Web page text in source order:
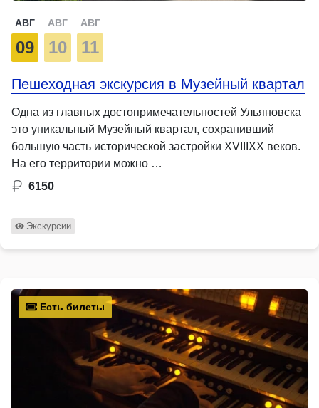
АВГ
09
АВГ
10
АВГ
11
Пешеходная экскурсия в Музейный квартал
Одна из главных достопримечательностей Ульяновска
это уникальный Музейный квартал, сохранивший
большую часть исторической застройки XVIIIXX веков.
На его территории можно …
6150
Экскурсии
Есть билеты